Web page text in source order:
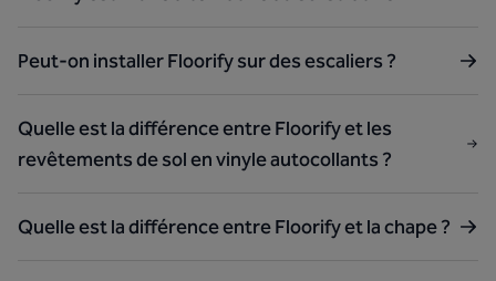
Peut-on installer Floorify sur des escaliers ?
Quelle est la différence entre Floorify et les
revêtements de sol en vinyle autocollants ?
Quelle est la différence entre Floorify et la chape ?